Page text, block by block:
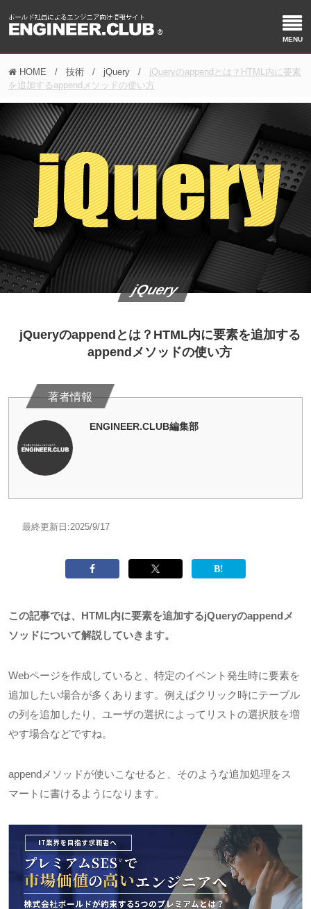
HOME 技術 jQuery
jQueryのappendとは？HTML内に要素
を追加するappendメソッドの使い方
jQuery
jQueryのappendとは？HTML内に要素を追加する
appendメソッドの使い方
ENGINEER.CLUB編集部
最終更新日:2025/9/17
この記事では、HTML内に要素を追加するjQueryのappendメ
ソッドについて解説していきます。
Webページを作成していると、特定のイベント発生時に要素を
追加したい場合が多くあります。例えばクリック時にテーブル
の列を追加したり、ユーザの選択によってリストの選択肢を増
やす場合などですね。
appendメソッドが使いこなせると、そのような追加処理をス
マートに書けるようになります。